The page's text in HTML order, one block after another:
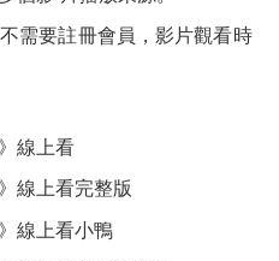
需要註冊會員，影片觀看時
線上看
線上看完整版
線上看小鴨